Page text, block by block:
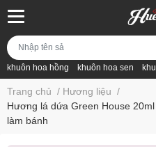
khuôn hoa hồng khuôn hoa sen
Trang chủ / Hương liệu /
Hương lá dứa Green House
làm bánh